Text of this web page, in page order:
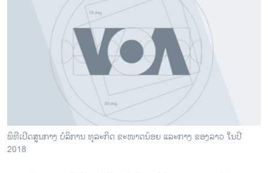
​ພິ​ທີ​ເປີດ​ສູ​ນ​ກາງ ບໍ​ລິ​ການ ທຸ​ລະ​ກິດ ຂະ​ໜາດ​ນ້ອຍ ແລະ​ກາງ ຂອງ​ລາວ ໃນ​ປີ
2018